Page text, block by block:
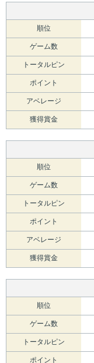
順位
ゲーム数
トータルピン
ポイント
アベレージ
獲得賞金
順位
ゲーム数
トータルピン
ポイント
アベレージ
獲得賞金
順位
ゲーム数
トータルピン
ポイント